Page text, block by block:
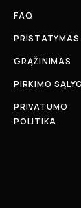
FAQ
PRISTATYMAS
GRĄŽINIMAS
PIRKIMO
PRIVATUMO
POLITIKA